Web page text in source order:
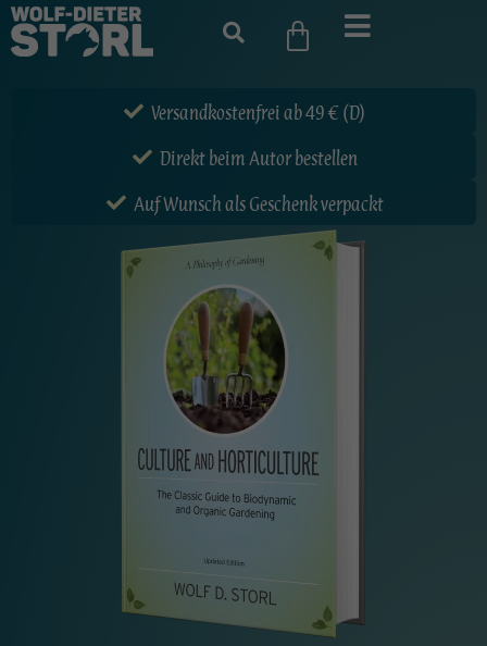
Versandkostenfrei ab 49 € (D)
Direkt beim Autor bestellen
Auf Wunsch als Geschenk verpackt